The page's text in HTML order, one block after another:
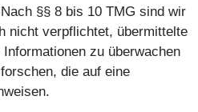
§§ 8 bis 10 TMG sind wir
nicht verpflichtet, übermittelte
zu überwachen
die auf eine